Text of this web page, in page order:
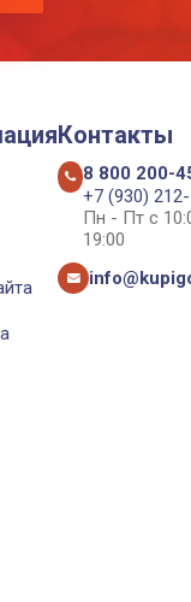
Контакты
8 800 200-
+7 (930)
Пн - Пт с
19:00